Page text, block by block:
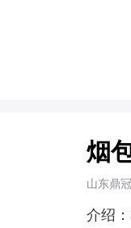
烟
山东鼎
介绍：